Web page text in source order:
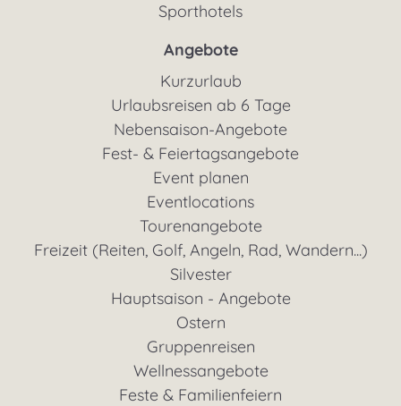
Sporthotels
Angebote
Kurzurlaub
Urlaubsreisen ab 6 Tage
Nebensaison-Angebote
Fest- & Feiertagsangebote
Event planen
Eventlocations
Tourenangebote
Freizeit (Reiten, Golf, Angeln, Rad, Wandern...)
Silvester
Hauptsaison - Angebote
Ostern
Gruppenreisen
Wellnessangebote
Feste & Familienfeiern